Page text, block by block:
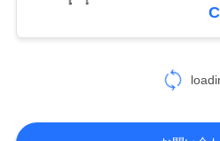
フィルム
ト機